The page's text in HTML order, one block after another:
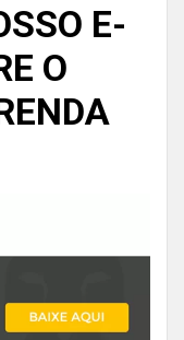
E-
O